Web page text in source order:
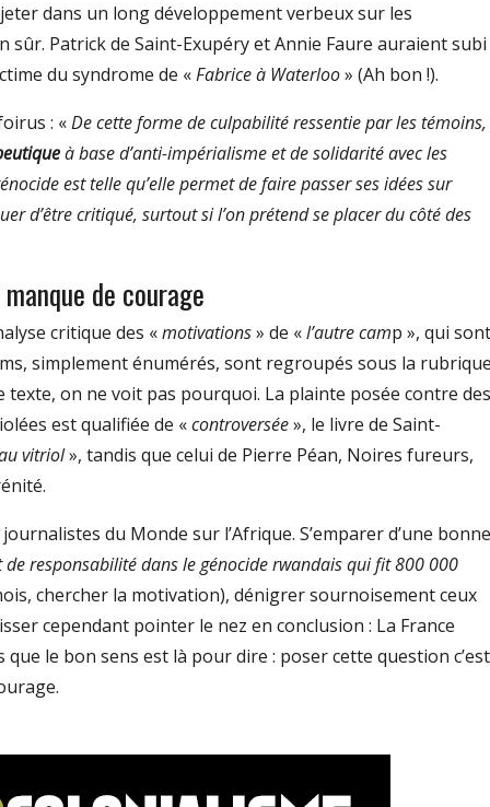
dans un long développement verbeux sur les
sûr. Patrick de Saint-Exupéry et Annie Faure auraient subi
du syndrome de «Fabrice à Waterloo» (Ah bon !).
: «De cette forme de culpabilité ressentie par les
à base d’anti-impérialisme et de solidarité avec les
est telle qu’elle permet de faire passer ses idées sur
d’être critiqué, surtout si l’on prétend se placer du côté des
de courage
critique des «motivations» de «l’autre camp », qui sont
simplement énumérés, sont regroupés sous la
on ne voit pas pourquoi. La plainte posée contre des
est qualifiée de «controversée», le livre de Saint-
vitriol», tandis que celui de Pierre Péan, Noires fureurs,
du Monde sur l’Afrique. S’emparer d’une bonne
responsabilité dans le génocide rwandais qui fit 800 000
chercher la mo­ti­vation), dénigrer sournoisement ceux
cependant pointer le nez en conclusion : La France
que le bon sens est là pour dire : poser cette question